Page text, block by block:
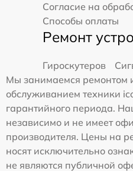
Согласие на
Способы оплаты
Ремонт
Гироскутеров
Мы занимаемся ремонтом
обслуживанием техники
гарантийного периода.
независимо и не имеет
производителя. Цены на
носят исключительно
не являются публичной